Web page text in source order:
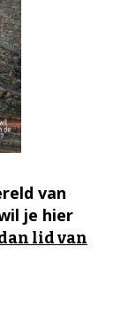
van
je hier
lid van